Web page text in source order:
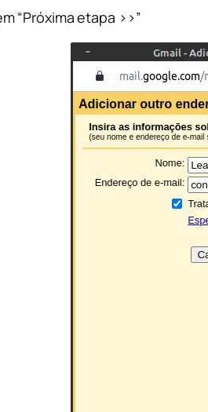
“Próxima etapa >>”